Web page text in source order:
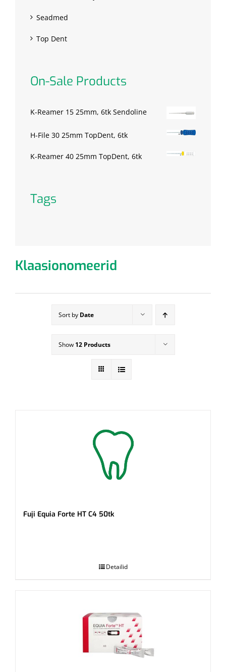
Seadmed
Top Dent
On-Sale Products
K-Reamer 15 25mm, 6tk Sendoline
H-File 30 25mm TopDent, 6tk
K-Reamer 40 25mm TopDent, 6tk
Tags
Klaasionomeerid
Sort by Date
Show 12 Products
Fuji Equia Forte HT C4 50tk
Detailid